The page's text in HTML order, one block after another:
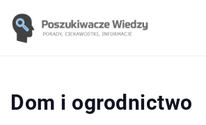
Dom i ogrodnictwo